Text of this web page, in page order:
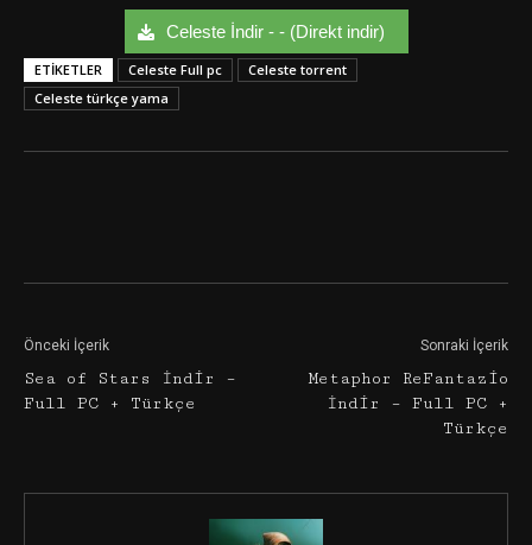
Celeste İndir - - (Direkt indir)
ETIKETLER Celeste Full pc
Celeste torrent
Celeste türkçe yama
Önceki İçerik
Sea of Stars İndir –
Full PC + Türkçe
Sonraki İçerik
Metaphor ReFantazio
İndir – Full PC +
Türkçe